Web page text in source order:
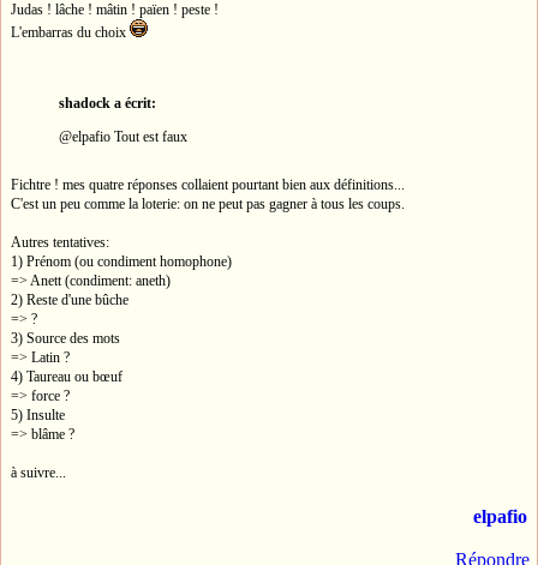
Judas ! lâche ! mâtin ! païen ! peste !
L'embarras du choix
shadock a écrit:
@elpafio Tout est faux
Fichtre ! mes quatre réponses collaient pourtant bien aux définitions...
C'est un peu comme la loterie: on ne peut pas gagner à tous les coups.
Autres tentatives:
1) Prénom (ou condiment homophone)
=> Anett (condiment: aneth)
2) Reste d'une bûche
=> ?
3) Source des mots
=> Latin ?
4) Taureau ou bœuf
=> force ?
5) Insulte
=> blâme ?
à suivre...
elpafio
Répondre